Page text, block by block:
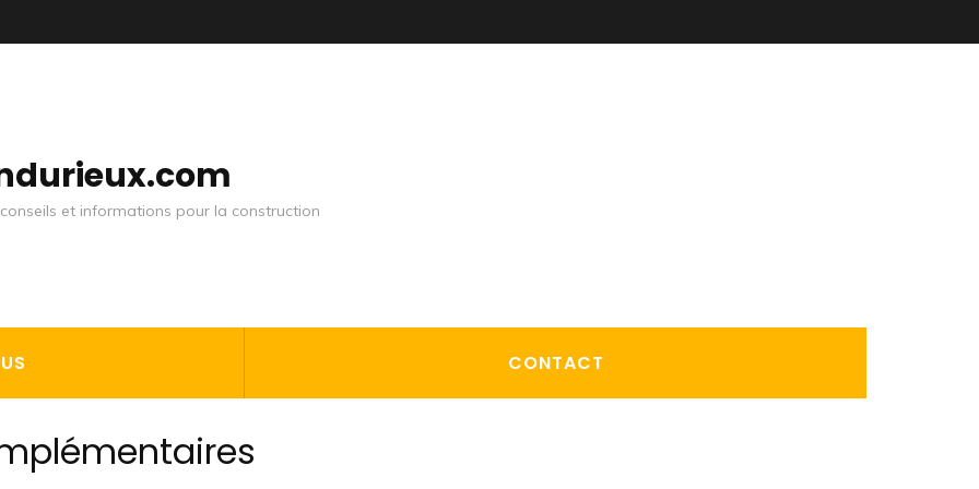
et informations pour la construction
CONTACT